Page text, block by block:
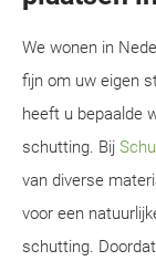
We wonen in
fijn om uw eigen
heeft u bepaalde
schutting. Bij
van diverse
voor een
schutting.